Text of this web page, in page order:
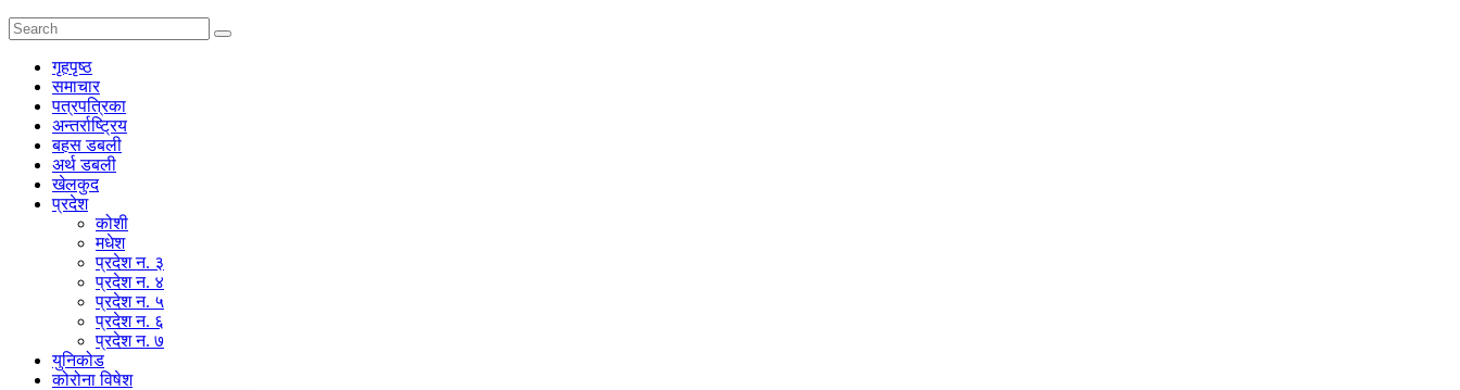
गृहपृष्‍ठ
समाचार
पत्रपत्रिका
अन्तर्राष्ट्रिय
बहस डबली
अर्थ डबली
खेलकुद
प्रदेश
कोशी
मधेश
प्रदेश न. ३
प्रदेश न. ४
प्रदेश न. ५
प्रदेश न. ६
प्रदेश न. ७
युनिकोड
कोरोना विषेश